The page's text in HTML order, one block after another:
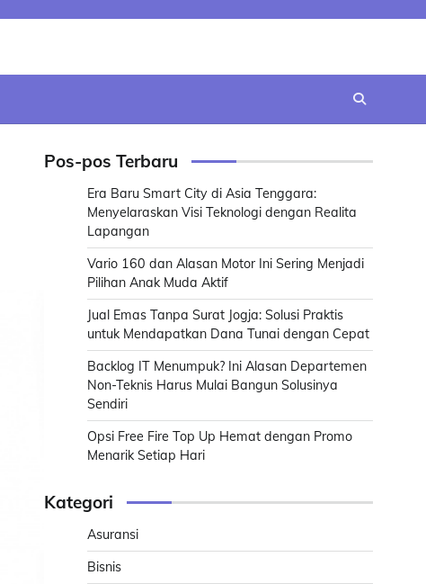
Pos-pos Terbaru
Era Baru Smart City di Asia Tenggara:
Menyelaraskan Visi Teknologi dengan Realita
Lapangan
Vario 160 dan Alasan Motor Ini Sering Menjadi
Pilihan Anak Muda Aktif
Jual Emas Tanpa Surat Jogja: Solusi Praktis
untuk Mendapatkan Dana Tunai dengan Cepat
Backlog IT Menumpuk? Ini Alasan Departemen
Non-Teknis Harus Mulai Bangun Solusinya
Sendiri
Opsi Free Fire Top Up Hemat dengan Promo
Menarik Setiap Hari
Kategori
Asuransi
Bisnis